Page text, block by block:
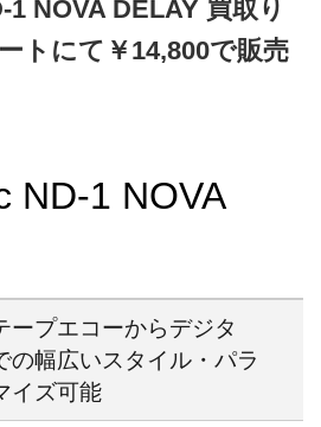
NOVA DELAY 買取り
トにて￥14,800で販売
ND-1 NOVA
ープエコーからデジタ
の幅広いスタイル・パラ
イズ可能